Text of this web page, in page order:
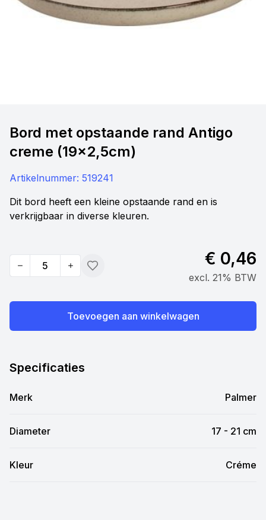
Bord met opstaande rand Antigo
creme (19x2,5cm)
Artikelnummer: 519241
Dit bord heeft een kleine opstaande rand en is
verkrijgbaar in diverse kleuren.
Quantity Toevoegen
€ 0,46
excl. 21% BTW
Toevoegen aan winkelwagen
Specificaties
Merk Palmer
Diameter 17 - 21 cm
Kleur Créme